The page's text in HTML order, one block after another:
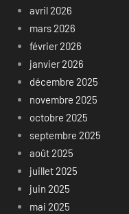
avril 2026
mars 2026
février 2026
janvier 2026
décembre 2025
novembre 2025
octobre 2025
septembre 2025
août 2025
juillet 2025
juin 2025
mai 2025